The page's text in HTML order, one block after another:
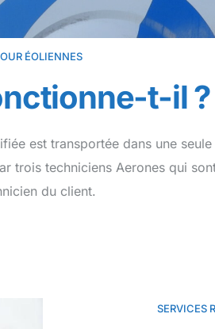
ÉOLIENNES
t-il ?
est transportée dans une seule
trois techniciens Aerones qui
du client.
SERVICES